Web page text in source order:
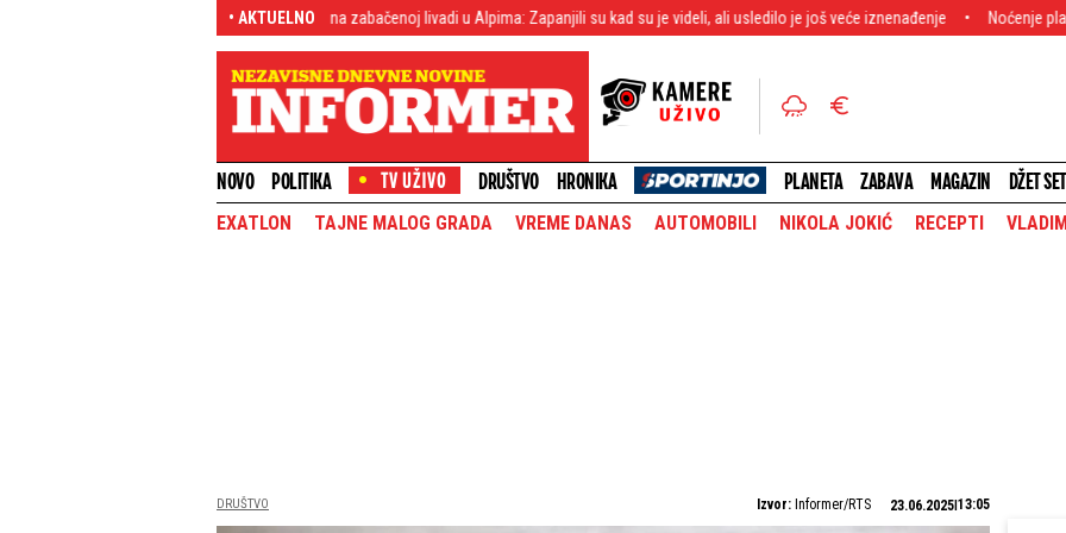
• AKTUELNO
(FOTO) Šok otkriće na zabačenoj livadi u Alpima: Zapanjili su kad su je videli, ali usledilo je još veće iznenađenje Noćenje plaća 6.000 evra!
NOVO POLITIKA DRUŠTVO HRONIKA PLANETA ZABAVA MAGAZIN DŽET SET
EXATLON TAJNE MALOG GRADA VREME DANAS AUTOMOBILI NIKOLA JOKIĆ RECEPTI
DRUŠTVO Izvor: Informer/RTS 23.06.2025 13:05